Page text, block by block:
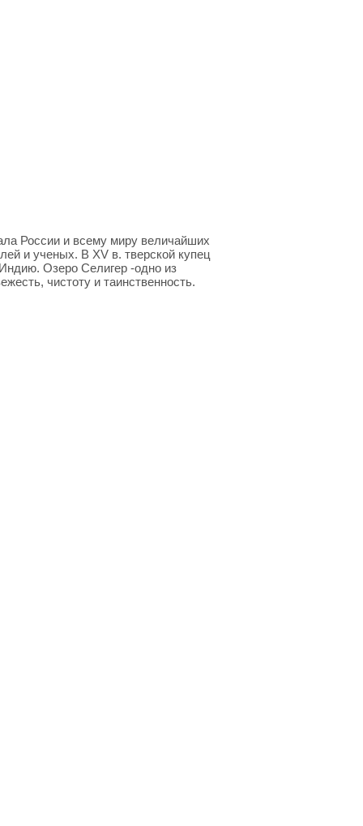
России и всему миру величайших
и ученых. В XV в. тверской купец
Озерo Селигер -одно из
чистоту и таинственность.